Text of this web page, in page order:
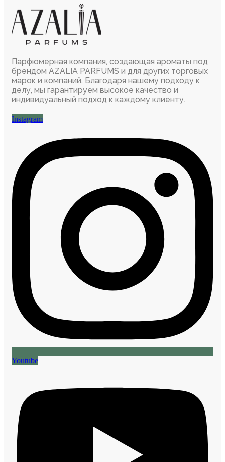
Парфюмерная компания, создающая ароматы под
брендом AZALIA PARFUMS и для других торговых
марок и компаний. Благодаря нашему подходу к
делу, мы гарантируем высокое качество и
индивидуальный подход к каждому клиенту.
Instagram
Youtube